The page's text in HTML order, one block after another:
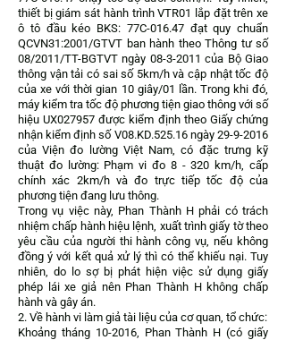
thiết bị giám sát hành trình VTR01 lắp đặt trên xe
ô tô đầu kéo BKS: 77C-016.47 đạt quy chuẩn
QCVN31:2001/GTVT ban hành theo Thông tư số
08/2011/TT-BGTVT ngày 08-3-2011 của Bộ Giao
thông vận tải có sai số 5km/h và cập nhật tốc độ
của xe với thời gian 10 giây/01 lần. Trong khi đó,
máy kiểm tra tốc độ phương tiện giao thông với số
hiệu UX027957 được kiểm định theo Giấy chứng
nhận kiểm định số V08.KD.525.16 ngày 29-9-2016
của Viện đo lường Việt Nam, có đặc trưng kỹ
thuật đo lường: Phạm vi đo 8 - 320 km/h, cấp
chính xác 2km/h và đo trực tiếp tốc độ của
phương tiện đang lưu thông.
Trong vụ việc này, Phan Thành H phải có trách
nhiệm chấp hành hiệu lệnh, xuất trình giấy tờ theo
yêu cầu của người thi hành công vụ, nếu không
đồng ý với kết quả xử lý thì có thể khiếu nại. Tuy
nhiên, do lo sợ bị phát hiện việc sử dụng giấy
phép lái xe giả nên Phan Thành H không chấp
hành và gây án.
2. Về hành vi làm giả tài liệu của cơ quan, tổ chức:
Khoảng tháng 10-2016, Phan Thành H (có giấy